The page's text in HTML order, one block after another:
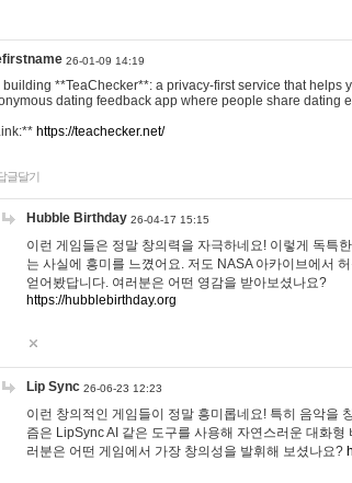
26-01-09 14:19
building **TeaChecker**: a privacy-first service that
dating feedback app where people share dating
https://teachecker.net/
글달기
Hubble Birthday 26-04-17 15:15
이런 게임들은 정말 창의력을 자극하네요! 이렇게 독특
는 사실에 흥미를 느꼈어요. 저도 NASA 아카이브에서
얻어봤답니다. 여러분은 어떤 영감을 받아보셨나요?
https://hubblebirthday.org
Lip Sync 26-06-23 12:23
이런 창의적인 게임들이 정말 흥미롭네요! 특히 음악을
즘은 LipSync AI 같은 도구를 사용해 자연스러운 대화
러분은 어떤 게임에서 가장 창의성을 발휘해 보셨나요?